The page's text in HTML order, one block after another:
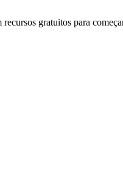
gratuitos para